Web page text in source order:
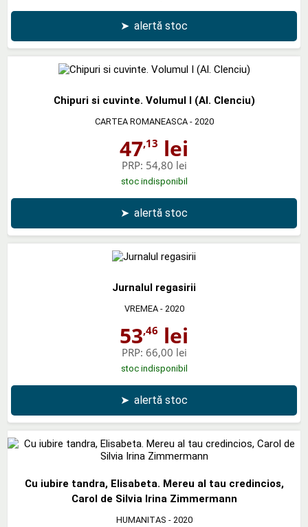
➤ alertă stoc
Chipuri si cuvinte. Volumul I (Al. Clenciu)
CARTEA ROMANEASCA- 2020
47,13 lei
PRP: 54,80 lei
stoc indisponibil
➤ alertă stoc
Jurnalul regasirii
VREMEA- 2020
53,46 lei
PRP: 66,00 lei
stoc indisponibil
➤ alertă stoc
Cu iubire tandra, Elisabeta. Mereu al tau credincios,
Carol de Silvia Irina Zimmermann
HUMANITAS - 2020